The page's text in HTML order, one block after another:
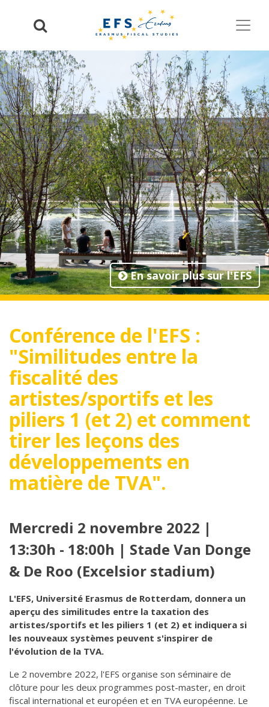
En savoir plus sur l'EFS
Conférence de l'EFS :
"Similitudes entre la
fiscalité des
artistes/sportifs et les
piliers 1 (et 2) et comment
tirer les leçons des
développements en
matière de TVA".
Mercredi 2 novembre 2022 |
13:30h - 18:00h | Stade Van Donge
& De Roo (Excelsior stadium)
L'EFS, Université Erasmus de Rotterdam, donnera un
aperçu des similitudes entre la taxation des
artistes/sportifs et les piliers 1 (et 2) et indiquera si
les nouveaux systèmes peuvent s'inspirer de
l'évolution de la TVA.
Le 2 novembre 2022, l'EFS organise son séminaire de
clôture pour les deux programmes post-master, en droit
fiscal international et européen et en TVA européenne. Le